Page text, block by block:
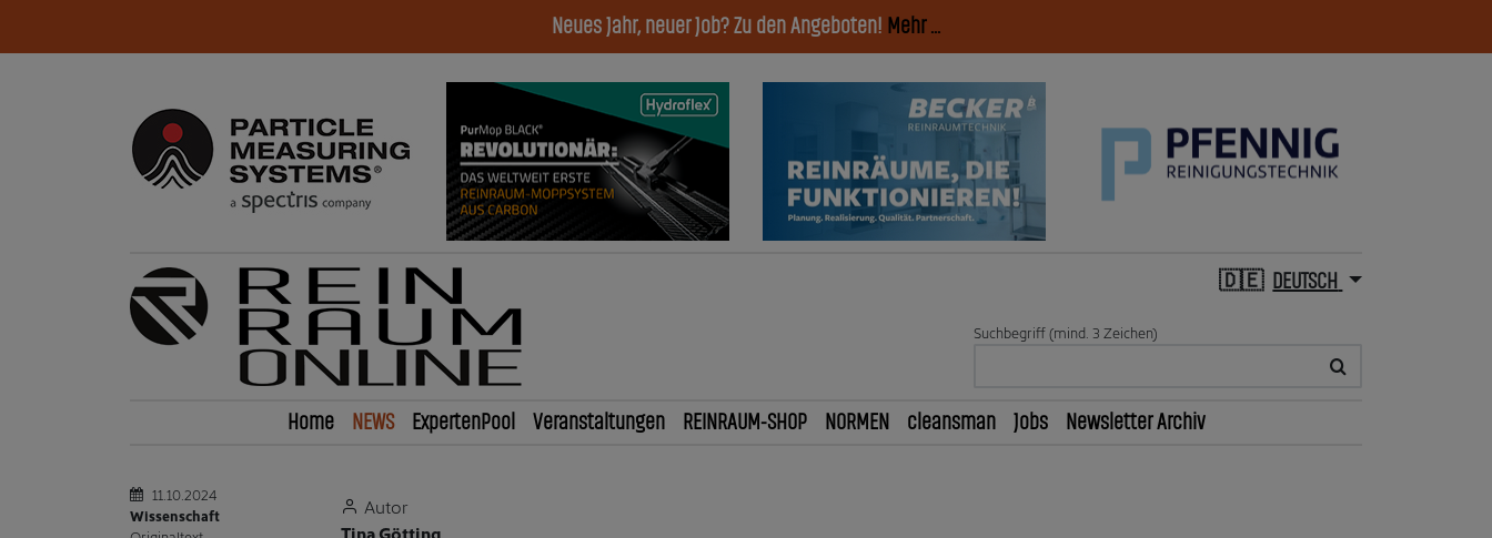
Neues Jahr, neuer Job? Zu den Angeboten! Mehr ...
DEUTSCH
Suchbegriff (mind. 3 Zeichen)
Home NEWS ExpertenPool Veranstaltungen REINRAUM-SHOP NORMEN cleansman Jobs Newsletter Archiv
11.10.2024
Wissenschaft
Autor